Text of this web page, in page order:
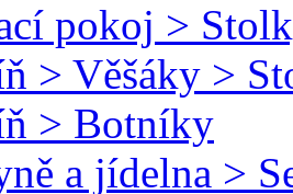
pokoj >
> Věšáky >
> Botníky
a jídelna >